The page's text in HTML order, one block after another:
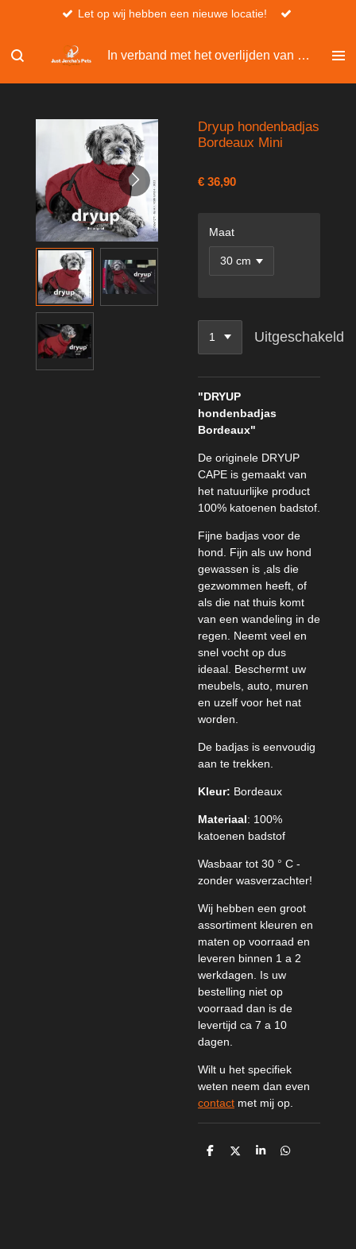
naar
hoofdinhoud
In verband met het overlijden van Christel, kan er niet besteld worden via de website.
Let op wij hebben een nieuwe locatie!
Dryup hondenbadjas
Bordeaux Mini
€ 36,90
Maat
Uitgeschakeld
"DRYUP
hondenbadjas
Bordeaux"
De originele DRYUP
CAPE is gemaakt van
het natuurlijke product
100% katoenen badstof.
Fijne badjas voor de
hond. Fijn als uw hond
gewassen is ,als die
gezwommen heeft, of
als die nat thuis komt
van een wandeling in de
regen. Neemt veel en
snel vocht op dus
ideaal. Beschermt uw
meubels, auto, muren
en uzelf voor het nat
worden.
De badjas is eenvoudig
aan te trekken.
Kleur: Bordeaux
Materiaal: 100%
katoenen badstof
Wasbaar tot 30 ° C -
zonder wasverzachter!
Wij hebben een groot
assortiment kleuren en
maten op voorraad en
leveren binnen 1 a 2
werkdagen. Is uw
bestelling niet op
voorraad dan is de
levertijd ca 7 a 10
dagen.
Wilt u het specifiek
weten neem dan even
contact met mij op.
D
D
S
D